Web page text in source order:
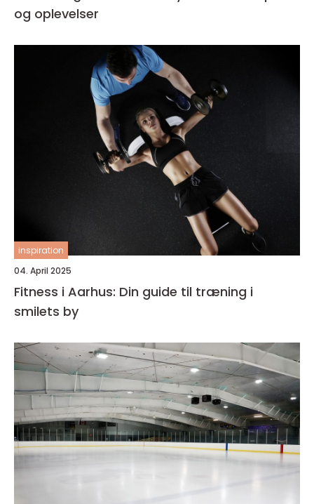
og oplevelser
inspiration
04. April 2025
Fitness i Aarhus: Din guide til træning i
smilets by